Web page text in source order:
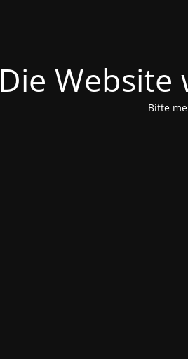
Die
Bitte